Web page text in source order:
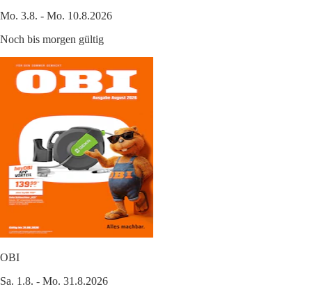
Mo. 3.8. - Mo. 10.8.2026
Noch bis morgen gültig
OBI
Sa. 1.8. - Mo. 31.8.2026